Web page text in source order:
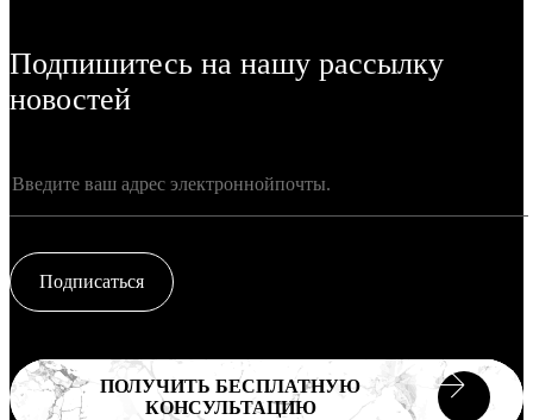
Подпишитесь на нашу рассылку
новостей
Подписаться
ПОЛУЧИТЬ БЕСПЛАТНУЮ
КОНСУЛЬТАЦИЮ